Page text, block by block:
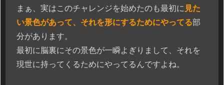
まぁ、実はこのチャレンジを始めたのも最初に 見た
い景色があって、それを形にするためにやってる部
分があります。
最初に脳裏にその景色が一瞬よぎりまして、それを
現世に持ってくるためにやってるんですよね。